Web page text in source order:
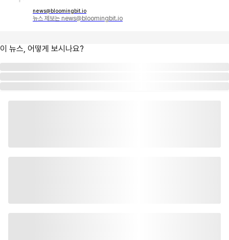
news@bloomingbit.io
뉴스 제보는 news@bloomingbit.io
이 뉴스, 어떻게 보시나요?